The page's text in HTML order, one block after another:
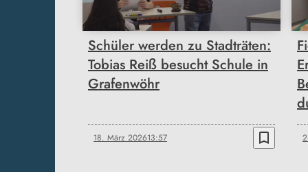
Schüler werden zu Stadträten:
Tobias Reiß besucht Schule in
Grafenwöhr
18. März 202613:57 bookmark_border